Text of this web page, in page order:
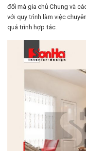
đối mà gia chủ Chung và
với quy trình làm việc
quá trình hợp tác.